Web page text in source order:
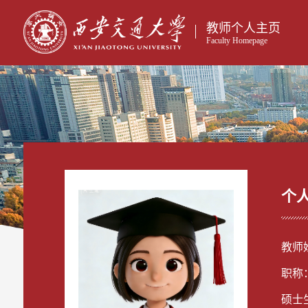
教师个人主页
Faculty Homepage
个
教师
职称
硕士